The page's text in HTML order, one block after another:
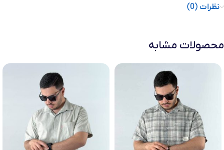
نظرات (0)
محصولات مشابه